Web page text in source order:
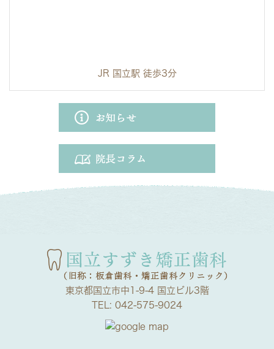
JR 国立駅 徒歩3分
東京都国立市中1-9-4 国立ビル3階
TEL: 042-575-9024